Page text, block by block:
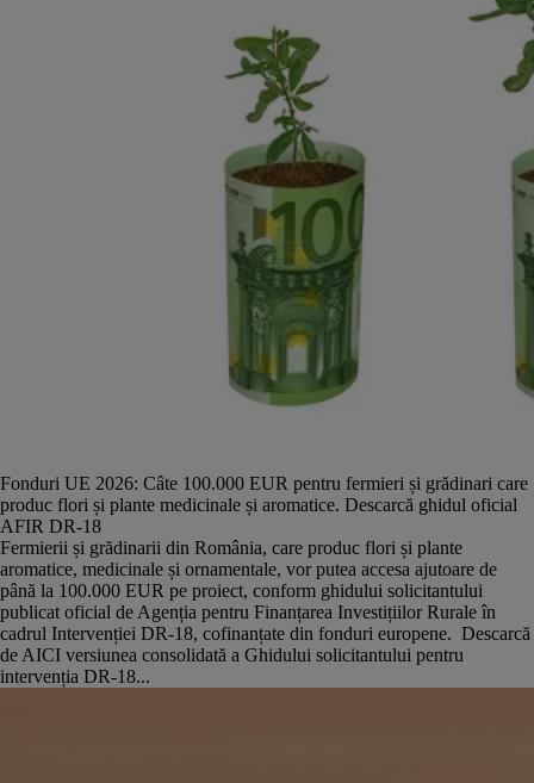
Fonduri UE 2026: Câte 100.000 EUR pentru fermieri și grădinari care
produc flori și plante medicinale și aromatice. Descarcă ghidul oficial
AFIR DR-18
Fermierii și grădinarii din România, care produc flori și plante
aromatice, medicinale și ornamentale, vor putea accesa ajutoare de
până la 100.000 EUR pe proiect, conform ghidului solicitantului
publicat oficial de Agenția pentru Finanțarea Investițiilor Rurale în
cadrul Intervenției DR-18, cofinanțate din fonduri europene. Descarcă
de AICI versiunea consolidată a Ghidului solicitantului pentru
intervenția DR-18...